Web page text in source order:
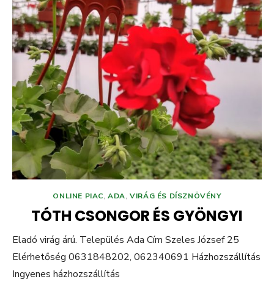
ONLINE PIAC,ADA,VIRÁG ÉS DÍSZNÖVÉNY
TÓTH CSONGOR ÉS GYÖNGYI
Eladó virág árú. Település Ada Cím Szeles József 25
Elérhetőség 0631848202, 062340691 Házhozszállítás
Ingyenes házhozszállítás